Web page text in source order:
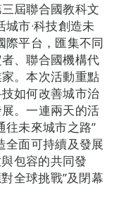
屆聯合國教科文
市·科技創造未
際平台，匯集不同
、聯合國機構代
。本次活動重點
如何改善城市治
。一連兩天的活
往未來城市之路”
全面可持續及發展
包容的共同發
全球挑戰”及閉幕